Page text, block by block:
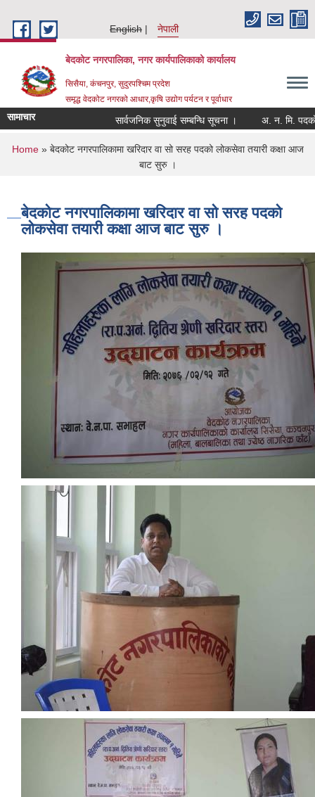
English
नेपाली
बेदकोट नगरपालिका, नगर कार्यपालिकाको कार्यालय
सिसैया, कंचनपुर, सुदुरपश्चिम प्रदेश
समृद्ध वेदकोट नगरको आधार,कृषि उद्योग पर्यटन र पूर्वाधार
सामाचार सार्वजनिक सुनुवाई सम्बन्धि सूचना ।
You are here
Home» बेदकोट नगरपालिकामा खरिदार वा सो सरह पदको लोकसेवा तयारी कक्षा आज
बाट सुरु ।
बेदकोट नगरपालिकामा खरिदार वा सो सरह पदको
लोकसेवा तयारी कक्षा आज बाट सुरु ।